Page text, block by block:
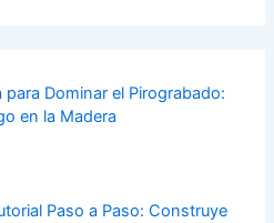
para Dominar el Pirograbado:
en la Madera
Paso a Paso: Construye